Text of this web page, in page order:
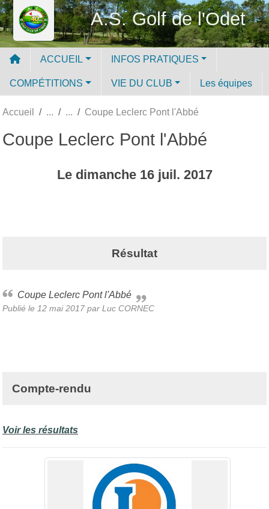
A.S. Golf de l'Odet
ACCUEIL INFOS PRATIQUES
COMPÉTITIONS VIE DU CLUB Les équipes
Accueil Coupe Leclerc Pont l'Abbé
Coupe Leclerc Pont l'Abbé
Le dimanche 16 juil. 2017
Résultat
Coupe Leclerc Pont l'Abbé
Publié le 12 mai 2017 par Luc CORNEC
Compte-rendu
Voir les résultats
Panneau de gestion des cookies